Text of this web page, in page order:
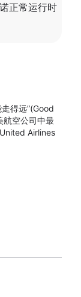
正常运行时
得远”(Good
航空公司中最
Airlines